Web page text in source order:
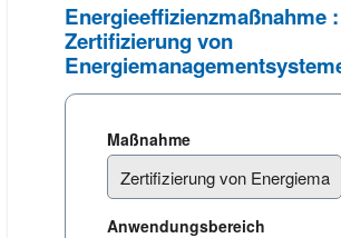
Energieeffizienzmaßnahme :
Zertifizierung von
Maßnahme
Anwendungsbereich